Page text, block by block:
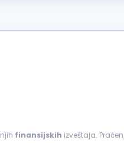
finansijskih izveštaja.